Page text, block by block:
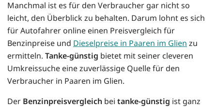
Manchmal ist es für den Verbraucher gar nicht so
leicht, den Überblick zu behalten. Darum lohnt es sich
für Autofahrer online einen Preisvergleich für
Benzinpreise und Dieselpreise in Paaren im Glien zu
ermitteln. Tanke-günstig bietet mit seiner cleveren
Umkreissuche eine zuverlässige Quelle für den
Verbraucher in Paaren im Glien.
Der Benzinpreisvergleich bei tanke-günstig ist ganz